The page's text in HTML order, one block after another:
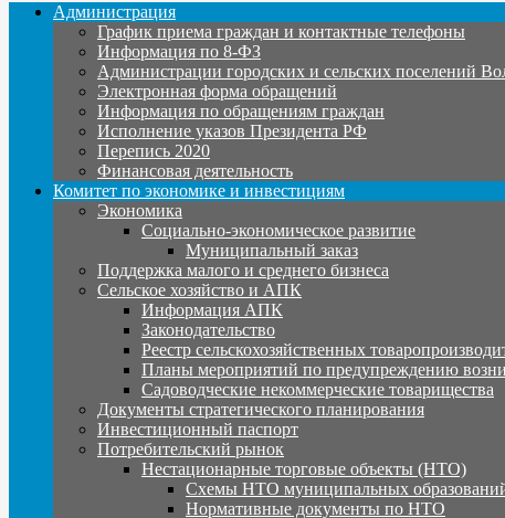
Администрация
График приема граждан и контактные телефоны
Информация по 8-ФЗ
Администрации городских и сельских поселений
Электронная форма обращений
Информация по обращениям граждан
Исполнение указов Президента РФ
Перепись 2020
Финансовая деятельность
Комитет по экономике и инвестициям
Экономика
Социально-экономическое развитие
Муниципальный заказ
Поддержка малого и среднего бизнеса
Сельское хозяйство и АПК
Информация АПК
Законодательство
Реестр сельскохозяйственных
Планы мероприятий по предупреждению
Садоводческие некоммерческие товарищества
Документы стратегического планирования
Инвестиционный паспорт
Потребительский рынок
Нестационарные торговые объекты (НТО)
Схемы НТО муниципальных
Нормативные документы по НТО